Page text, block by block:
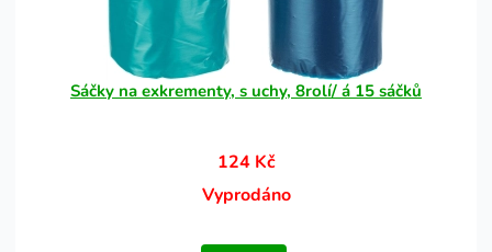
Sáčky na exkrementy, s uchy, 8rolí/ á 15 sáčků
124 Kč
Vyprodáno